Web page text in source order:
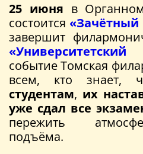
25 июня в
состоится «Зачётный
завершит
«Университетский
событие Томская
всем, кто знает,
студентам, их
уже сдал все
пережить
подъёма.